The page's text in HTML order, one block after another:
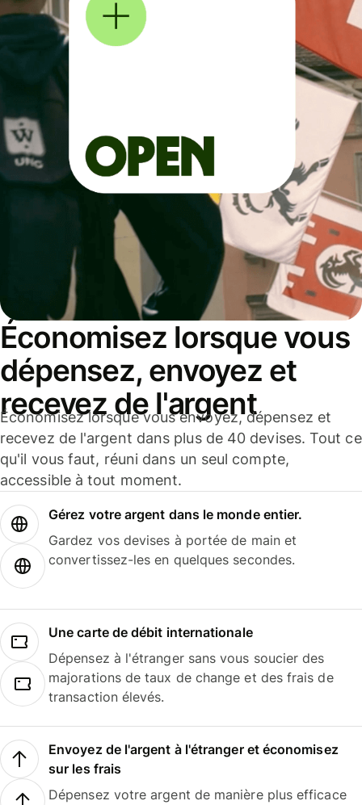
Économisez lorsque vous
dépensez, envoyez et
recevez de l'argent
Économisez lorsque vous envoyez, dépensez et
recevez de l'argent dans plus de 40 devises. Tout ce
qu'il vous faut, réuni dans un seul compte,
accessible à tout moment.
Gérez votre argent dans le monde entier.
Gardez vos devises à portée de main et
convertissez-les en quelques secondes.
Une carte de débit internationale
Dépensez à l'étranger sans vous soucier des
majorations de taux de change et des frais de
transaction élevés.
Envoyez de l'argent à l'étranger et économisez
sur les frais
Dépensez votre argent de manière plus efficace